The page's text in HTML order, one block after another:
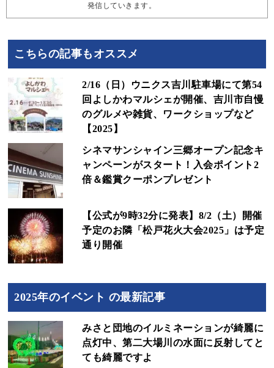
発信していきます。
こちらの記事もオススメ
2/16（日）ウニクス吉川駐車場にて第54
回よしかわマルシェが開催、吉川市自慢
のグルメや雑貨、ワークショップなど
【2025】
シネマサンシャイン三郷オープン記念キ
ャンペーンがスタート！入会ポイント2
倍＆鑑賞クーポンプレゼント
【公式が9時32分に発表】8/2（土）開催
予定のお隣「松戸花火大会2025」は予定
通り開催
2025年のイベント の最新記事
みさと団地のイルミネーションが綺麗に
点灯中、第二大場川の水面に反射してと
ても綺麗ですよ